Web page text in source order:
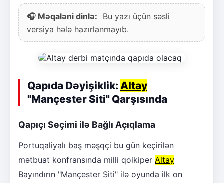
🎧 Məqaləni dinlə:
Bu yazı üçün səsli
versiya hələ hazırlanmayıb.
Qapıda Dəyişiklik: Altay
"Mançester Siti" Qarşısında
Qapıçı Seçimi ilə Bağlı Açıqlama
Portuqaliyalı baş məşqçi bu gün keçirilən
mətbuat konfransında milli qolkiper Altay
Bayındırın "Mançester Siti" ilə oyunda ilk on